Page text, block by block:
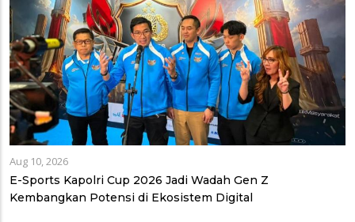
Aug 10, 2026
E-Sports Kapolri Cup 2026 Jadi Wadah Gen Z
Kembangkan Potensi di Ekosistem Digital